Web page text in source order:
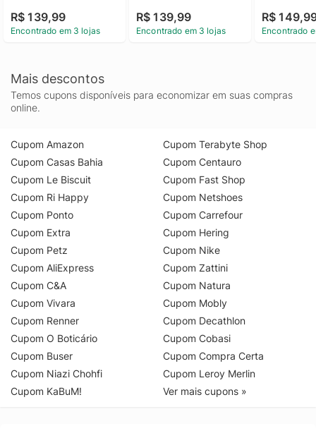
R$ 139,99
Encontrado em 3 lojas
R$ 139,99
Encontrado em 3 lojas
R$
Encontrado
Mais descontos
Temos cupons disponíveis para economizar em suas compras
online.
Cupom Amazon
Cupom Casas Bahia
Cupom Le Biscuit
Cupom Ri Happy
Cupom Ponto
Cupom Extra
Cupom Petz
Cupom AliExpress
Cupom C&A
Cupom Vivara
Cupom Renner
Cupom O Boticário
Cupom Buser
Cupom Niazi Chohfi
Cupom KaBuM!
Cupom Terabyte Shop
Cupom Centauro
Cupom Fast Shop
Cupom Netshoes
Cupom Carrefour
Cupom Hering
Cupom Nike
Cupom Zattini
Cupom Natura
Cupom Mobly
Cupom Decathlon
Cupom Cobasi
Cupom Compra Certa
Cupom Leroy Merlin
Ver mais cupons »